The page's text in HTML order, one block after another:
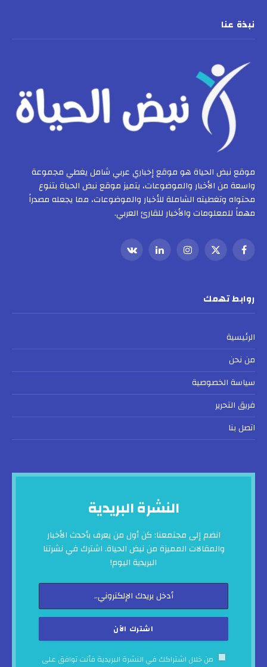
نبذة عنا
موقع نبض الحياة هو موقع إخباري عربي شامل يغطي مجموعة
واسعة من الأخبار والموضوعات، يتميز موقع نبض الحياة بتنوع
محتواه وتغطيته الشاملة للأخبار والموضوعات، مما يجعله مصدراً
مهماً للمعلومات والأخبار للقارئ العربي.
فيسبوك
X
الانستغراملينكدإنVKontakte
روابط تهمك
الرئيسية
من نحن
سياسة الخصوصية
فريق التحرير
اتصل بنا
النشرة البريدية
انضم إلى مجتمعنا: كن أول من يعرف بأحدث الأخبار
والمقالات المميزة من نبض الحياة. اشترك في نشرتنا
البريدية اليوم!
من خلال اشتراكك في النشرة البريدية فأنت توافق على